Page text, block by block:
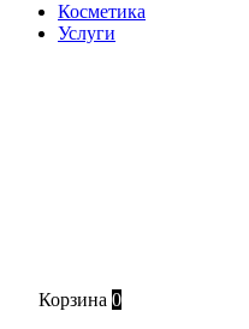
Косметика
Услуги
Корзина 0